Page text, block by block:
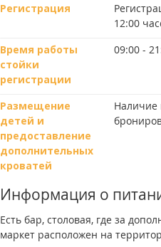
Регистрация
12:00
Время работы
стойки
регистрации
09:00 -
Размещение
детей и
предоставление
дополнительных
кроватей
Наличие
Информация о
Есть бар, столовая, где за
маркет расположен на